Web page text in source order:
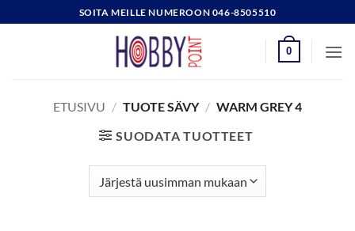
to
SOITA MEILLE NUMEROON 046-8505510
0
ETUSIVU / TUOTE SÄVY / WARM GREY 4
SUODATA TUOTTEET